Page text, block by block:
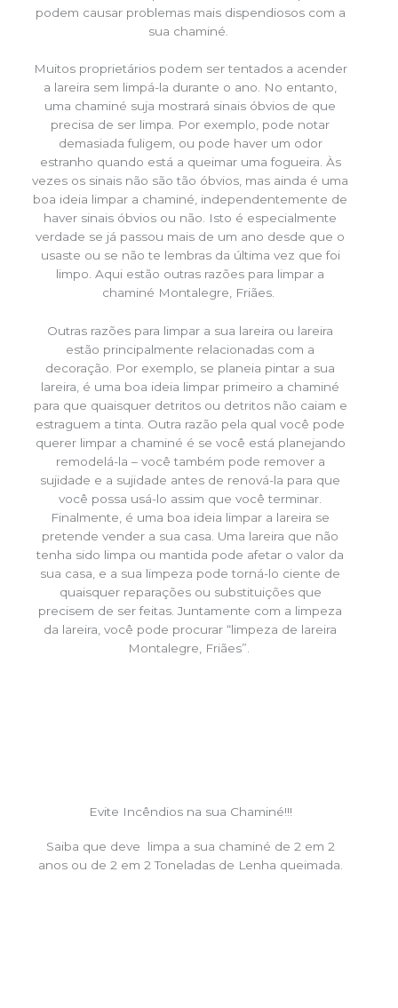
podem causar problemas mais dispendiosos com a
sua chaminé.
Muitos proprietários podem ser tentados a acender
a lareira sem limpá-la durante o ano. No entanto,
uma chaminé suja mostrará sinais óbvios de que
precisa de ser limpa. Por exemplo, pode notar
demasiada fuligem, ou pode haver um odor
estranho quando está a queimar uma fogueira. Às
vezes os sinais não são tão óbvios, mas ainda é uma
boa ideia limpar a chaminé, independentemente de
haver sinais óbvios ou não. Isto é especialmente
verdade se já passou mais de um ano desde que o
usaste ou se não te lembras da última vez que foi
limpo. Aqui estão outras razões para limpar a
chaminé Montalegre, Friães.
Outras razões para limpar a sua lareira ou lareira
estão principalmente relacionadas com a
decoração. Por exemplo, se planeia pintar a sua
lareira, é uma boa ideia limpar primeiro a chaminé
para que quaisquer detritos ou detritos não caiam e
estraguem a tinta. Outra razão pela qual você pode
querer limpar a chaminé é se você está planejando
remodelá-la – você também pode remover a
sujidade e a sujidade antes de renová-la para que
você possa usá-lo assim que você terminar.
Finalmente, é uma boa ideia limpar a lareira se
pretende vender a sua casa. Uma lareira que não
tenha sido limpa ou mantida pode afetar o valor da
sua casa, e a sua limpeza pode torná-lo ciente de
quaisquer reparações ou substituições que
precisem de ser feitas. Juntamente com a limpeza
da lareira, você pode procurar “limpeza de lareira
Montalegre, Friães”.
Evite Incêndios na sua Chaminé!!!
Saiba que deve limpa a sua chaminé de 2 em 2
anos ou de 2 em 2 Toneladas de Lenha queimada.